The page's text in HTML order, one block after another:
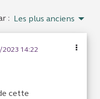
: Les plus anciens
14:22
cette